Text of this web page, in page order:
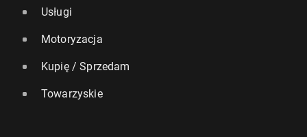
Usługi
Motoryzacja
Kupię / Sprzedam
Towarzyskie